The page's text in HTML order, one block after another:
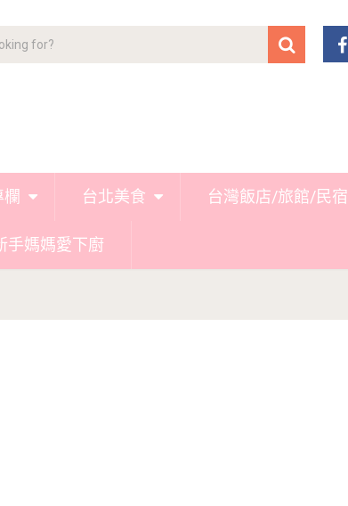
欄 台北美食 台灣飯店/旅館/民宿
手媽媽愛下廚